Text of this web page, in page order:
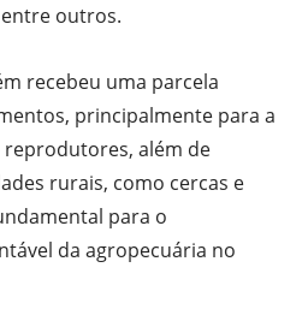
entre outros.
recebeu uma parcela
principalmente para a
além de
rurais, como cercas e
para o
da agropecuária no